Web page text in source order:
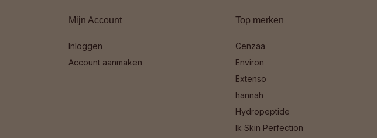
Mijn Account
Inloggen
Account aanmaken
Top merken
Cenzaa
Environ
Extenso
hannah
Hydropeptide
Ik Skin Perfection